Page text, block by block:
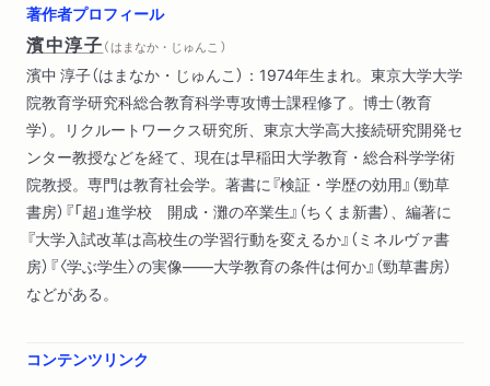
方／ほかの課外活動には手を出さない／尊敬する人は、高校時
代のラグビー部Ｌ監督
◆ワカバの４年間
あえて自分に向かない領域を選ぶ／大規模授業を淡々とこなす
／欧州留学／ゼミで伸ばした調整力／キーワードは「挫折」
◆メイの４年間
軽い気持ちで訪れたオープンキャンパスが運命を決める／英語
を活かす方向での進路を模索／キツかった１年生の春／国際平
和構築ゼミ／多くの出会いのなかで知ったこと
◆カズヨシの４年間
サッカーの夢を諦め、受験勉強へ／１年生からはじめた就活／
ができた
著作者プロフィール
濱中淳子（ はまなか・じゅんこ ）
濱中 淳子（はまなか・じゅんこ）：1974年生まれ。東京大学大学
院教育学研究科総合教育科学専攻博士課程修了。博士（教育
学）。リクルートワークス研究所、東京大学高大接続研究開発セ
ンター教授などを経て、現在は早稲田大学教育・総合科学学術
院教授。専門は教育社会学。著書に『検証・学歴の効用』（勁草
書房）『「超」進学校 開成・灘の卒業生』（ちくま新書）、編著に
『大学入試改革は高校生の学習行動を変えるか』（ミネルヴァ書
房）『〈学ぶ学生〉の実像――大学教育の条件は何か』（勁草書房）
などがある。
コンテンツリンク